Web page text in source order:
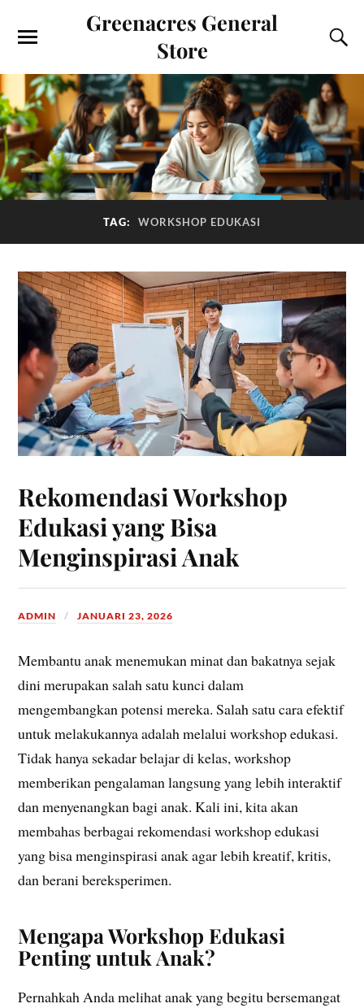
Greenacres General
Store
TAG: WORKSHOP EDUKASI
Rekomendasi Workshop
Edukasi yang Bisa
Menginspirasi Anak
ADMIN JANUARI 23, 2026
Membantu anak menemukan minat dan bakatnya sejak
dini merupakan salah satu kunci dalam
mengembangkan potensi mereka. Salah satu cara efektif
untuk melakukannya adalah melalui workshop edukasi.
Tidak hanya sekadar belajar di kelas, workshop
memberikan pengalaman langsung yang lebih interaktif
dan menyenangkan bagi anak. Kali ini, kita akan
membahas berbagai rekomendasi workshop edukasi
yang bisa menginspirasi anak agar lebih kreatif, kritis,
dan berani bereksperimen.
Mengapa Workshop Edukasi
Penting untuk Anak?
Pernahkah Anda melihat anak yang begitu bersemangat